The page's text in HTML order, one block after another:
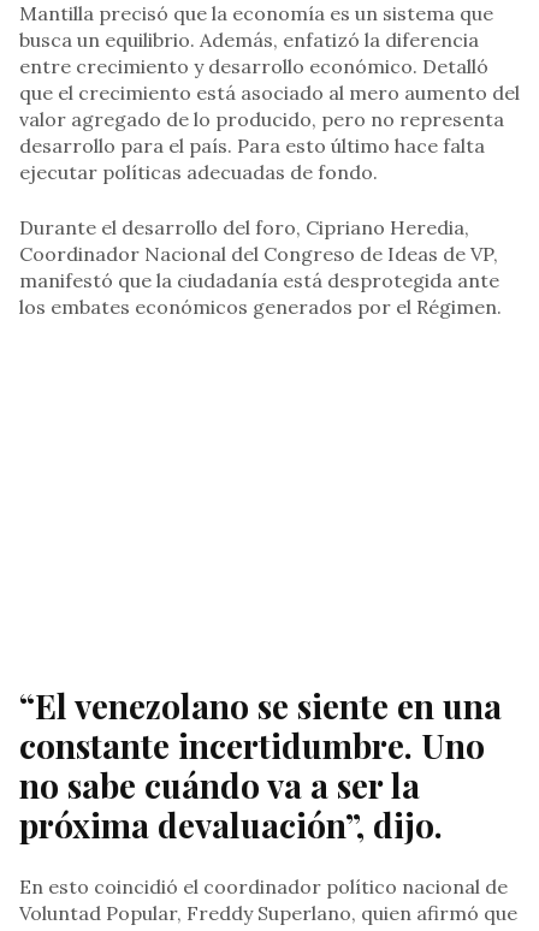
Mantilla precisó que la economía es un sistema que
busca un equilibrio. Además, enfatizó la diferencia
entre crecimiento y desarrollo económico. Detalló
que el crecimiento está asociado al mero aumento del
valor agregado de lo producido, pero no representa
desarrollo para el país. Para esto último hace falta
ejecutar políticas adecuadas de fondo.
Durante el desarrollo del foro, Cipriano Heredia,
Coordinador Nacional del Congreso de Ideas de VP,
manifestó que la ciudadanía está desprotegida ante
los embates económicos generados por el Régimen.
“El venezolano se siente en una
constante incertidumbre. Uno
no sabe cuándo va a ser la
próxima devaluación”, dijo.
En esto coincidió el coordinador político nacional de
Voluntad Popular, Freddy Superlano, quien afirmó que